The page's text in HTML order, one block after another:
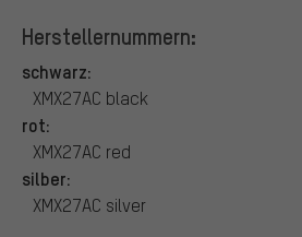
Herstellernummern:
schwarz:
XMX27AC black
rot:
XMX27AC red
silber:
XMX27AC silver